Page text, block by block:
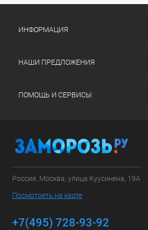
ИНФОРМАЦИЯ
НАШИ ПРЕДЛОЖЕНИЯ
ПОМОЩЬ И СЕРВИСЫ
Россия, Москва, улица Куусинена, 19А
Посмотреть на карте
+7(495) 728-93-92